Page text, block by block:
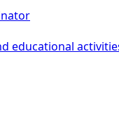
educational